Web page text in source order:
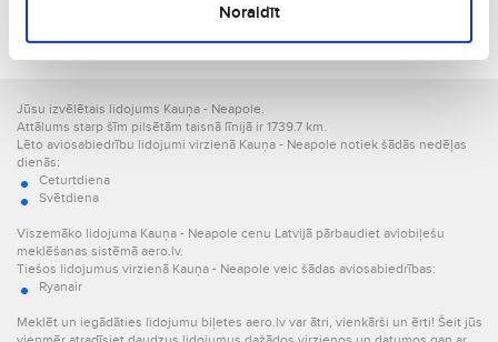
Noraidīt
28. 05., Pk
Jūsu izvēlētais lidojums Kauņa - Neapole.
Attālums starp šīm pilsētām taisnā līnijā ir 1739.7 km.
Lēto aviosabiedrību lidojumi virzienā Kauņa - Neapole notiek šādās nedēļas
dienās:
Ceturtdiena
Svētdiena
Viszemāko lidojuma Kauņa - Neapole cenu Latvijā pārbaudiet aviobiļešu
meklēšanas sistēmā aero.lv.
Tiešos lidojumus virzienā Kauņa - Neapole veic šādas aviosabiedrības:
Ryanair
Meklēt un iegādāties lidojumu biļetes aero.lv var ātri, vienkārši un ērti! Šeit jūs